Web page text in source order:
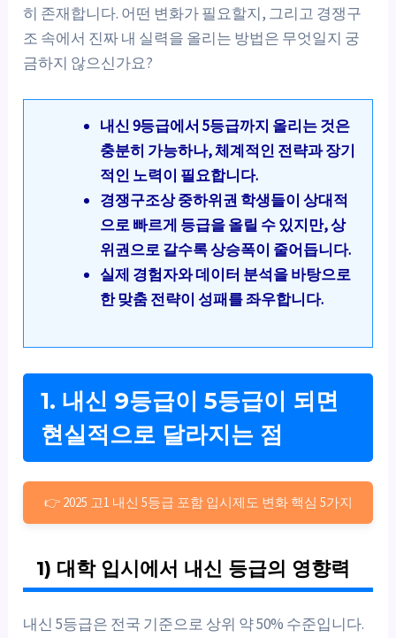
히 존재합니다. 어떤 변화가 필요할지, 그리고 경쟁구
조 속에서 진짜 내 실력을 올리는 방법은 무엇일지 궁
금하지 않으신가요?
내신 9등급에서 5등급까지 올리는 것은
충분히 가능하나, 체계적인 전략과 장기
적인 노력이 필요합니다.
경쟁구조상 중하위권 학생들이 상대적
으로 빠르게 등급을 올릴 수 있지만, 상
위권으로 갈수록 상승폭이 줄어듭니다.
실제 경험자와 데이터 분석을 바탕으로
한 맞춤 전략이 성패를 좌우합니다.
1. 내신 9등급이 5등급이 되면
현실적으로 달라지는 점
👉 2025 고1 내신 5등급 포함 입시제도 변화 핵심 5가지
1) 대학 입시에서 내신 등급의 영향력
내신 5등급은 전국 기준으로 상위 약 50% 수준입니다.